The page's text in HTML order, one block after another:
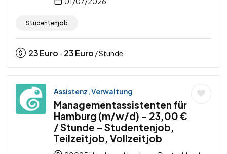
Studentenjob
23Euro - 23Euro / Stunde
Assistenz, Verwaltung
Managementassistenten für
Hamburg (m/w/d) – 23,00 €
/ Stunde – Studentenjob,
Teilzeitjob, Vollzeitjob